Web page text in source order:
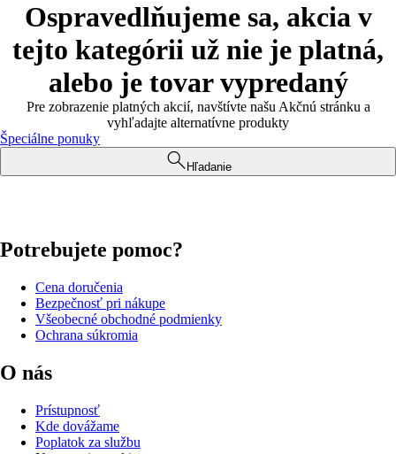
Ospravedlňujeme sa, akcia v
tejto kategórii už nie je platná,
alebo je tovar vypredaný
Pre zobrazenie platných akcií, navštívte našu Akčnú stránku a
vyhľadajte alternatívne produkty
Špeciálne ponuky
Hľadanie
Potrebujete pomoc?
Cena doručenia
Bezpečnosť pri nákupe
Všeobecné obchodné podmienky
Ochrana súkromia
O nás
Prístupnosť
Kde dovážame
Poplatok za službu